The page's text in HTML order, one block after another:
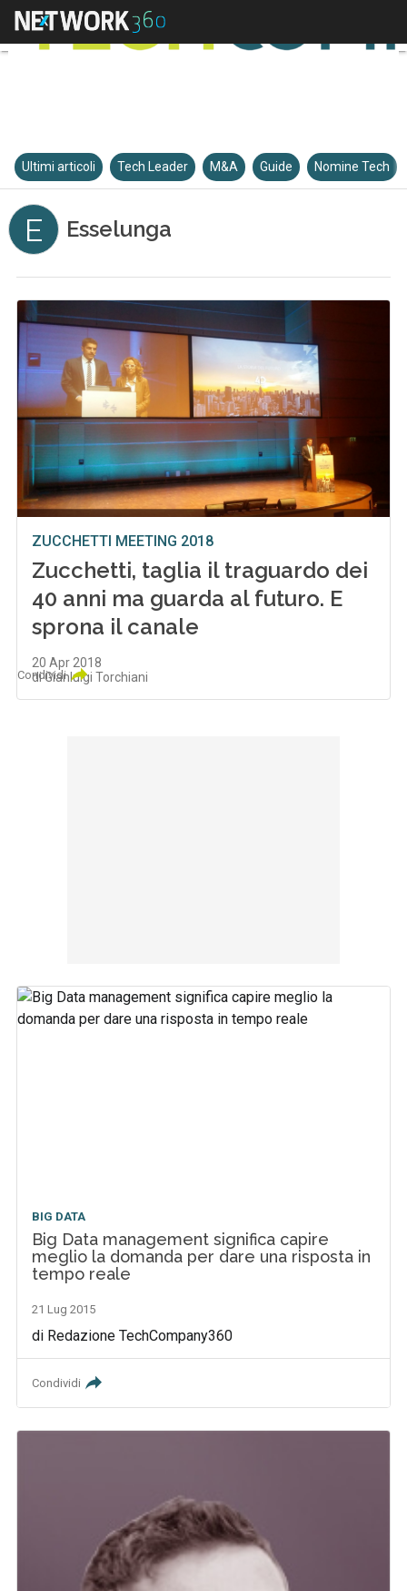
Ultimi articoli Tech Leader M&A Guide Nomine Tech
E Esselunga
ZUCCHETTI MEETING 2018
Zucchetti, taglia il traguardo dei
40 anni ma guarda al futuro. E
sprona il canale
20 Apr 2018
di Gianluigi Torchiani
Condividi
BIG DATA
Big Data management significa capire
meglio la domanda per dare una risposta in
tempo reale
21 Lug 2015
di Redazione TechCompany360
Condividi